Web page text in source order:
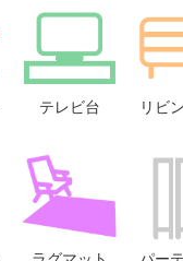
テレビ台 リビ